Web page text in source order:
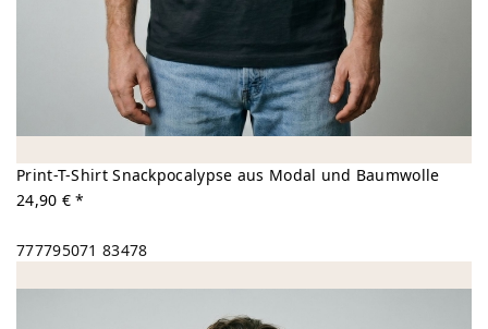
Print-T-Shirt Snackpocalypse aus Modal und Baumwolle
24,90 € *
777795071 83478